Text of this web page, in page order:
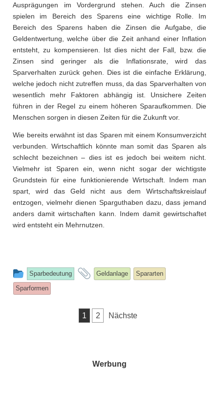
Ausprägungen im Vordergrund stehen. Auch die Zinsen
spielen im Bereich des Sparens eine wichtige Rolle. Im
Bereich des Sparens haben die Zinsen die Aufgabe, die
Geldentwertung, welche über die Zeit anhand einer Inflation
entsteht, zu kompensieren. Ist dies nicht der Fall, bzw. die
Zinsen sind geringer als die Inflationsrate, wird das
Sparverhalten zurück gehen. Dies ist die einfache Erklärung,
welche jedoch nicht zutreffen muss, da das Sparverhalten von
wesentlich mehr Faktoren abhängig ist. Unsichere Zeiten
führen in der Regel zu einem höheren Sparaufkommen. Die
Menschen sorgen in diesen Zeiten für die Zukunft vor.
Wie bereits erwähnt ist das Sparen mit einem Konsumverzicht
verbunden. Wirtschaftlich könnte man somit das Sparen als
schlecht bezeichnen – dies ist es jedoch bei weitem nicht.
Vielmehr ist Sparen ein, wenn nicht sogar der wichtigste
Grundstein für eine funktionierende Wirtschaft. Indem man
spart, wird das Geld nicht aus dem Wirtschaftskreislauf
entzogen, vielmehr dienen Sparguthaben dazu, dass jemand
anders damit wirtschaften kann. Indem damit gewirtschaftet
wird entsteht ein Mehrnutzen.
This
entry
was
Sparbedeutung
and
Geldanlage
Spararten
Sparformen
Seitennummerierung
1 2 Nächste
Werbung